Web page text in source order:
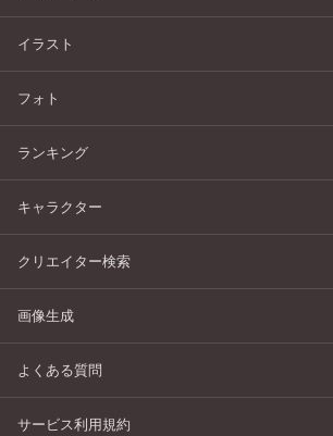
イラスト
フォト
ランキング
キャラクター
クリエイター検索
画像生成
よくある質問
サービス利用規約